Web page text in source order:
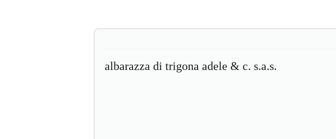
albarazza di trigona adele & c. s.a.s.